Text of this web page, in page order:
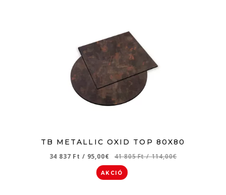
TB METALLIC OXID TOP 80X80
34 837 Ft / 95,00€ 41 805 Ft/ 114,00€
AKCIÓ